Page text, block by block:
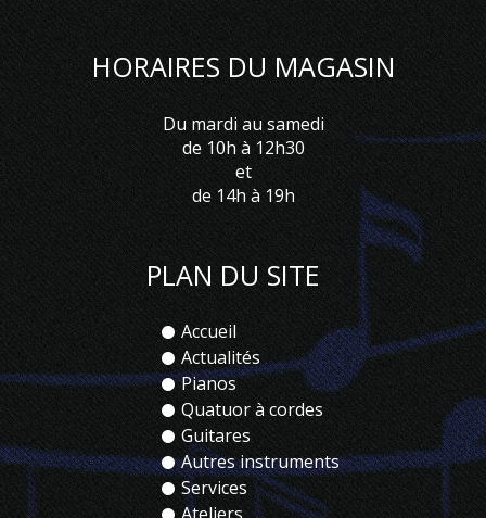
HORAIRES DU MAGASIN
Du mardi au samedi
de 10h à 12h30
et
de 14h à 19h
PLAN DU SITE
Accueil
Actualités
Pianos
Quatuor à cordes
Guitares
Autres instruments
Services
Ateliers